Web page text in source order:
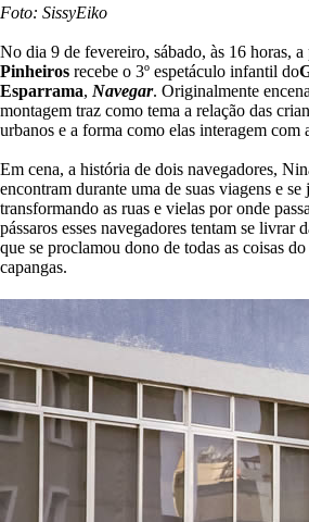
Foto: SissyEiko
No dia 9 de fevereiro, sábado, às 16 horas, a
Pinheiros recebe o 3º espetáculo infantil do
Esparrama, Navegar. Originalmente
montagem traz como tema a relação das
urbanos e a forma como elas interagem com
Em cena, a história de dois navegadores,
encontram durante uma de suas viagens e
transformando as ruas e vielas por onde
pássaros esses navegadores tentam se livrar
que se proclamou dono de todas as coisas
capangas.